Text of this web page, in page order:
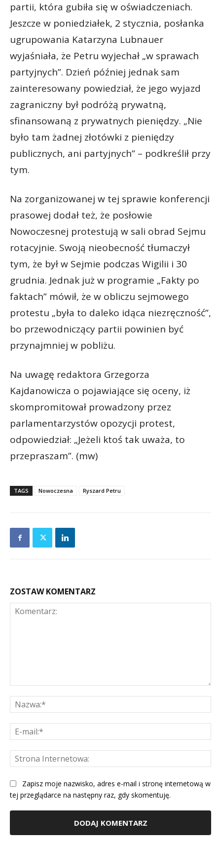
partii, która gubiła się w oświadczeniach.
Jeszcze w poniedziałek, 2 stycznia, posłanka
ugrupowania Katarzyna Lubnauer
wyjaśniała, że Petru wyjechał „w sprawach
partyjnych”. Dzień później jednak sam
zainteresowany powiedział, że jego wyjazd
zagraniczny był podróżą prywatną,
sfinansowaną z prywatnych pieniędzy. „Nie
było tam żadnej złotówki z pieniędzy
publicznych, ani partyjnych” – podkreślił przy
tym.
Na zorganizowanej w tej sprawie konferencji
prasowej dodał też, że posłowie
Nowoczesnej protestują w sali obrad Sejmu
rotacyjnie. Swoją nieobecność tłumaczył
tym, że był w Sejmie podczas Wigilii i 30
grudnia. Jednak już w programie „Fakty po
faktach” mówił, że w obliczu sejmowego
protestu „była to daleko idąca niezręczność”,
bo przewodniczący partii powinien być
przynajmniej w pobliżu.
Na uwagę redaktora Grzegorza
Kajdanowicza o pojawiające się oceny, iż
skompromitował prowadzony przez
parlamentarzystów opozycji protest,
odpowiedział: „Jeżeli ktoś tak uważa, to
przepraszam”. (mw)
TAGS Nowoczesna Ryszard Petru
ZOSTAW KOMENTARZ
Zapisz moje nazwisko, adres e-mail i stronę internetową w
tej przeglądarce na następny raz, gdy skomentuję.